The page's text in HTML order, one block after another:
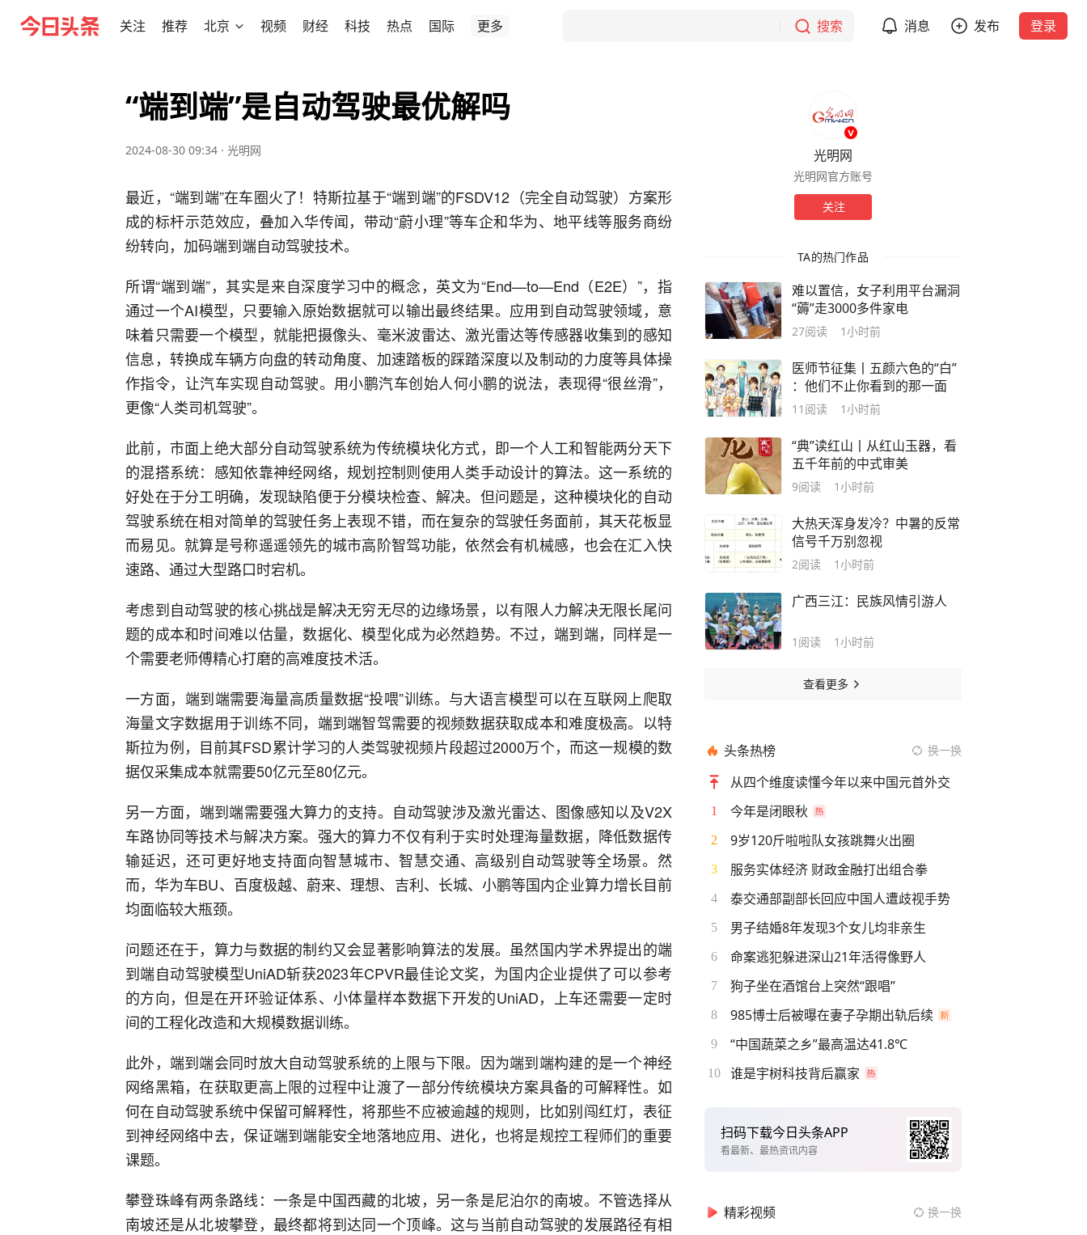
关注 推荐 北京 视频 财经 科技 热点 国际 更多 搜索 消息 发布 登录
“端到端”是自动驾驶最优解吗
2024-08-30 09:34 · 光明网
最近，“端到端”在车圈火了！特斯拉基于“端到端”的FSDV12（完全自动驾驶）方案形
成的标杆示范效应，叠加入华传闻，带动“蔚小理”等车企和华为、地平线等服务商纷
纷转向，加码端到端自动驾驶技术。
所谓“端到端”，其实是来自深度学习中的概念，英文为“End—to—End（E2E）”，指
通过一个AI模型，只要输入原始数据就可以输出最终结果。应用到自动驾驶领域，意
味着只需要一个模型，就能把摄像头、毫米波雷达、激光雷达等传感器收集到的感知
信息，转换成车辆方向盘的转动角度、加速踏板的踩踏深度以及制动的力度等具体操
作指令，让汽车实现自动驾驶。用小鹏汽车创始人何小鹏的说法，表现得“很丝滑”，
更像“人类司机驾驶”。
此前，市面上绝大部分自动驾驶系统为传统模块化方式，即一个人工和智能两分天下
的混搭系统：感知依靠神经网络，规划控制则使用人类手动设计的算法。这一系统的
好处在于分工明确，发现缺陷便于分模块检查、解决。但问题是，这种模块化的自动
驾驶系统在相对简单的驾驶任务上表现不错，而在复杂的驾驶任务面前，其天花板显
而易见。就算是号称遥遥领先的城市高阶智驾功能，依然会有机械感，也会在汇入快
速路、通过大型路口时宕机。
考虑到自动驾驶的核心挑战是解决无穷无尽的边缘场景，以有限人力解决无限长尾问
题的成本和时间难以估量，数据化、模型化成为必然趋势。不过，端到端，同样是一
个需要老师傅精心打磨的高难度技术活。
一方面，端到端需要海量高质量数据“投喂”训练。与大语言模型可以在互联网上爬取
海量文字数据用于训练不同，端到端智驾需要的视频数据获取成本和难度极高。以特
斯拉为例，目前其FSD累计学习的人类驾驶视频片段超过2000万个，而这一规模的数
据仅采集成本就需要50亿元至80亿元。
另一方面，端到端需要强大算力的支持。自动驾驶涉及激光雷达、图像感知以及V2X
车路协同等技术与解决方案。强大的算力不仅有利于实时处理海量数据，降低数据传
输延迟，还可更好地支持面向智慧城市、智慧交通、高级别自动驾驶等全场景。然
而，华为车BU、百度极越、蔚来、理想、吉利、长城、小鹏等国内企业算力增长目前
均面临较大瓶颈。
问题还在于，算力与数据的制约又会显著影响算法的发展。虽然国内学术界提出的端
到端自动驾驶模型UniAD斩获2023年CPVR最佳论文奖，为国内企业提供了可以参考
的方向，但是在开环验证体系、小体量样本数据下开发的UniAD，上车还需要一定时
间的工程化改造和大规模数据训练。
此外，端到端会同时放大自动驾驶系统的上限与下限。因为端到端构建的是一个神经
网络黑箱，在获取更高上限的过程中让渡了一部分传统模块方案具备的可解释性。如
何在自动驾驶系统中保留可解释性，将那些不应被逾越的规则，比如别闯红灯，表征
到神经网络中去，保证端到端能安全地落地应用、进化，也将是规控工程师们的重要
课题。
攀登珠峰有两条路线：一条是中国西藏的北坡，另一条是尼泊尔的南坡。不管选择从
南坡还是从北坡攀登，最终都将到达同一个顶峰。这与当前自动驾驶的发展路径有相
光明网
光明网官方账号
关注
TA的热门作品
难以置信，女子利用平台漏洞
“薅”走3000多件家电
27阅读 1小时前
医师节征集丨五颜六色的“白”
：他们不止你看到的那一面
11 阅读 1小时前
“典”读红山丨从红山玉器，看
五千年前的中式审美
9阅读 1小时前
大热天浑身发冷？中暑的反常
信号千万别忽视
2阅读 1小时前
广西三江：民族风情引游人
1 阅读 1小时前
查看更多
头条热榜 换一换
从四个维度读懂今年以来中国元首外交
1 今年是闭眼秋
2 9岁120斤啦啦队女孩跳舞火出圈
3 服务实体经济 财政金融打出组合拳
4 泰交通部副部长回应中国人遭歧视手势
5 男子结婚8年发现3个女儿均非亲生
6 命案逃犯躲进深山21年活得像野人
7 狗子坐在酒馆台上突然“跟唱”
8 985博士后被曝在妻子孕期出轨后续
9 “中国蔬菜之乡”最高温达41.8℃
10 谁是宇树科技背后赢家
扫码下载今日头条APP
看最新、最热资讯内容
精彩视频 换一换